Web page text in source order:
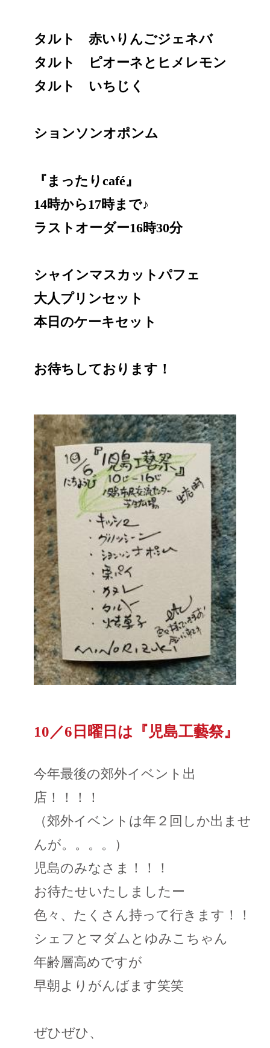
タルト 赤いりんごジェネバ
タルト ピオーネとヒメレモン
タルト いちじく
ションソンオポンム
『まったりcafé』
14時から17時まで♪
ラストオーダー16時30分
シャインマスカットパフェ
大人プリンセット
本日のケーキセット
お待ちしております！
10／6日曜日は『児島工藝祭』
今年最後の郊外イベント出
店！！！！
（郊外イベントは年２回しか出ませ
んが。。。。）
児島のみなさま！！！
お待たせいたしましたー
色々、たくさん持って行きます！！
シェフとマダムとゆみこちゃん
年齢層高めですが
早朝よりがんばます笑笑
ぜひぜひ、